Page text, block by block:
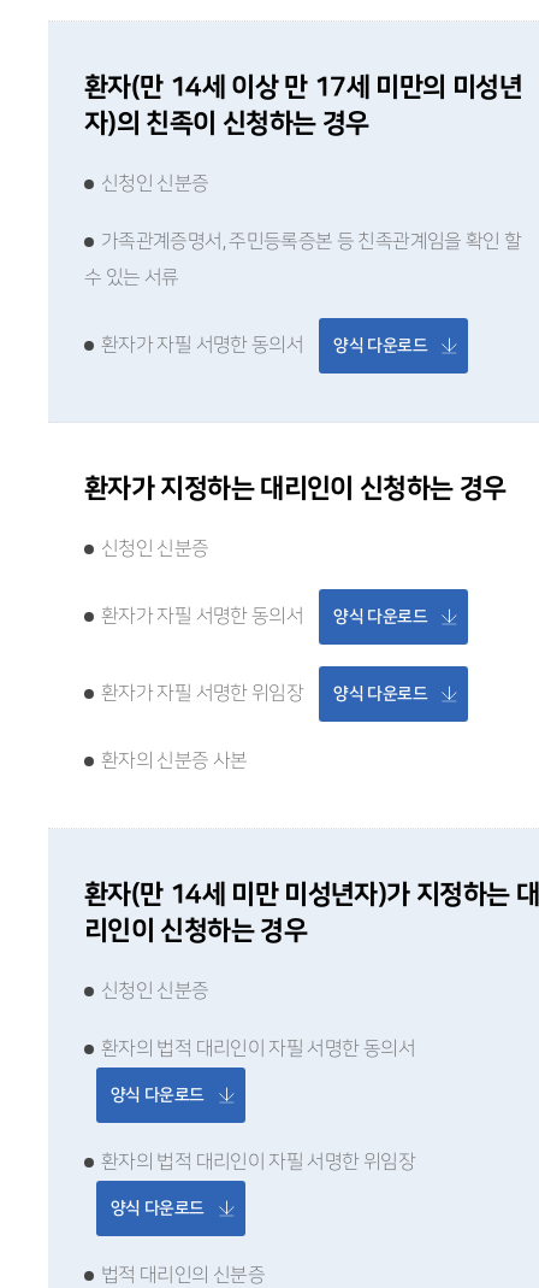
환자(만 14세 이상 만 17세 미만의 미성년
자)의 친족이 신청하는 경우
신청인 신분증
가족관계증명서, 주민등록증본 등 친족관계임을 확인 할
수 있는 서류
환자가 자필 서명한 동의서 양식 다운로드
환자가 지정하는 대리인이 신청하는 경우
신청인 신분증
환자가 자필 서명한 동의서 양식 다운로드
환자가 자필 서명한 위임장 양식 다운로드
환자의 신분증 사본
환자(만 14세 미만 미성년자)가 지정하는 대
리인이 신청하는 경우
신청인 신분증
환자의 법적 대리인이 자필 서명한 동의서
양식 다운로드
환자의 법적 대리인이 자필 서명한 위임장
양식 다운로드
법적 대리인의 신분증